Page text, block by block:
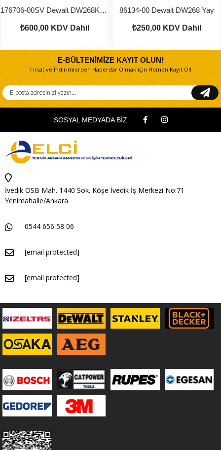
176706-00SV Dewalt DW268K Dişli Kutusu
₺600,00 KDV Dahil
86134-00 Dewalt DW268 Yay
₺250,00 KDV Dahil
E-BÜLTENİMİZE KAYIT OLUN!
Fırsat ve İndirimlerden Haberdar Olmak için Hemen Kayıt Ol!
SOSYAL MEDYADA BİZ
İvedik OSB Mah. 1440 Sok. Köşe İvedik İş Merkezi No:71
Yenimahalle/Ankara
0544 656 58 06
[email protected]
[email protected]